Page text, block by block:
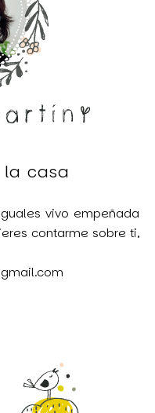
casa
vivo empeñada
contarme sobre ti,